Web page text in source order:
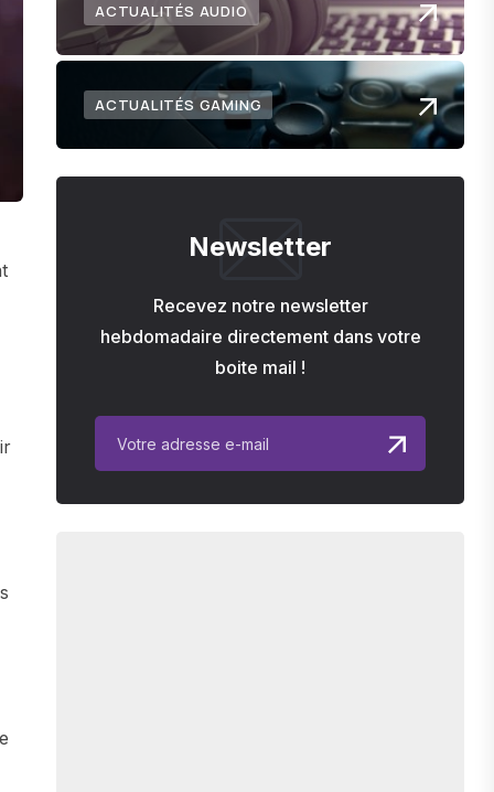
ACTUALITÉS AUDIO
ACTUALITÉS GAMING
Newsletter
Recevez notre newsletter
hebdomadaire directement dans votre
boite mail !